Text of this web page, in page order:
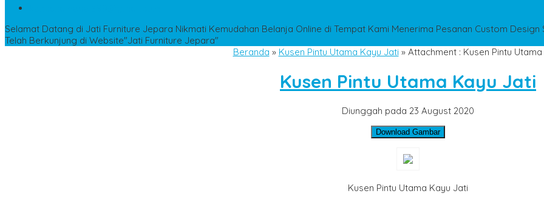
Selamat Datang di Jati Furniture Jepara Nikmati Kemudahan Belanja Online di Tempat Kami Menerima Pesanan Custom Design
Telah Berkunjung di Website"Jati Furniture Jepara"
Beranda » Kusen Pintu Utama Kayu Jati» Attachment : Kusen Pintu
Kusen Pintu Utama Kayu Jati
Diunggah pada 23 August 2020
Download Gambar
Kusen Pintu Utama Kayu Jati